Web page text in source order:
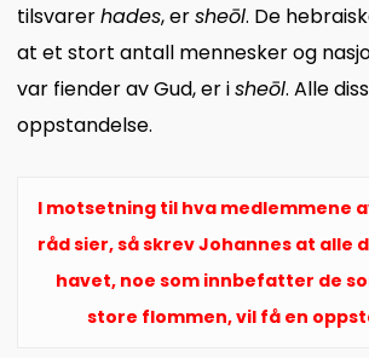
tilsvarerhades, ersheōl. De
at et stort antall mennesker og
var fiender av Gud, er isheōl. Alle
oppstandelse.
I motsetning til hva medlemmene
råd sier, så skrev Johannes at alle
havet, noe som innbefatter de
store flommen, vil få en